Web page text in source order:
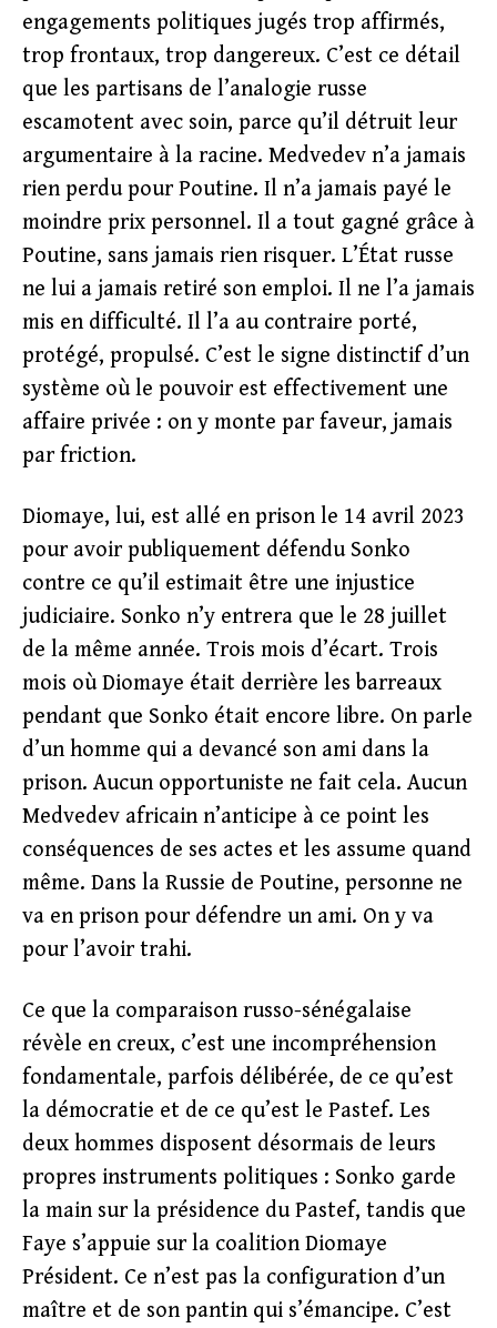
engagements politiques jugés trop affirmés,
trop frontaux, trop dangereux. C’est ce détail
que les partisans de l’analogie russe
escamotent avec soin, parce qu’il détruit leur
argumentaire à la racine. Medvedev n’a jamais
rien perdu pour Poutine. Il n’a jamais payé le
moindre prix personnel. Il a tout gagné grâce à
Poutine, sans jamais rien risquer. L’État russe
ne lui a jamais retiré son emploi. Il ne l’a jamais
mis en difficulté. Il l’a au contraire porté,
protégé, propulsé. C’est le signe distinctif d’un
système où le pouvoir est effectivement une
affaire privée : on y monte par faveur, jamais
par friction.
Diomaye, lui, est allé en prison le 14 avril 2023
pour avoir publiquement défendu Sonko
contre ce qu’il estimait être une injustice
judiciaire. Sonko n’y entrera que le 28 juillet
de la même année. Trois mois d’écart. Trois
mois où Diomaye était derrière les barreaux
pendant que Sonko était encore libre. On parle
d’un homme qui a devancé son ami dans la
prison. Aucun opportuniste ne fait cela. Aucun
Medvedev africain n’anticipe à ce point les
conséquences de ses actes et les assume quand
même. Dans la Russie de Poutine, personne ne
va en prison pour défendre un ami. On y va
pour l’avoir trahi.
Ce que la comparaison russo-sénégalaise
révèle en creux, c’est une incompréhension
fondamentale, parfois délibérée, de ce qu’est
la démocratie et de ce qu’est le Pastef. Les
deux hommes disposent désormais de leurs
propres instruments politiques : Sonko garde
la main sur la présidence du Pastef, tandis que
Faye s’appuie sur la coalition Diomaye
Président. Ce n’est pas la configuration d’un
maître et de son pantin qui s’émancipe. C’est